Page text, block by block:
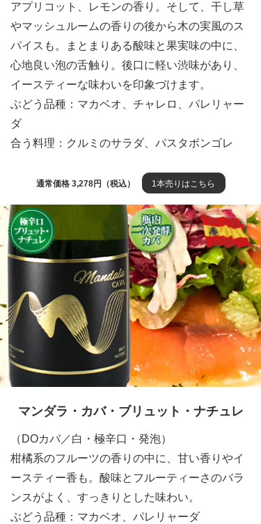
アプリコット、レモンの香り。そして、干し草
やマッシュルームの香りの後から木の実風のス
パイスも。まとまりある酸味と果実味の中に、
心地良い泡の舌触り。後口に軽い渋味があり、
イースティーな味わいを印象づけます。
ぶどう品種：マカベオ、チャレロ、パレリャー
ダ
合う料理：クルミのサラダ、パスタボンゴレ
通常価格 3,278円（税込） 1本売りはこちら
マンダラ・カバ・ブリュット・ナチュレ
（DOカバ／白・極辛口・発泡）
柑橘系のフルーツの香りの中に、甘い香りやイ
ースティー香も。酸味とフルーティーさのバラ
ンスがよく、すっきりとした味わい。
ぶどう品種：マカベオ、パレリャーダ